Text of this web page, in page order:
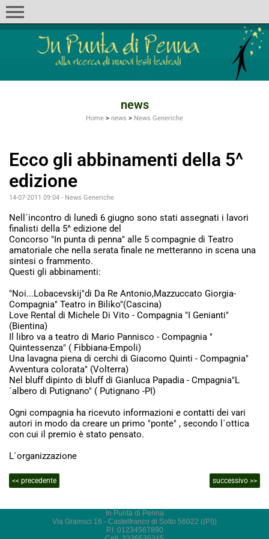
menu
news
Home > news > News Generiche
Ecco gli abbinamenti della 5^
edizione
14-07-2011 09:04 - News Generiche
Nell´incontro di lunedì 6 giugno sono stati assegnati i lavori
finalisti della 5^ edizione del
Concorso "In punta di penna" alle 5 compagnie di Teatro
amatoriale che nella serata finale ne metteranno in scena una
sintesi o frammento.
Questi gli abbinamenti:
"Noi...Lobacevskij"di Da Re Antonio,Mazzuccato Giorgia-
Compagnia" Teatro in Biliko"(Cascina)
Love Rental di Michele Di Vito - Compagnia "I Genianti"
(Bientina)
Il libro va a teatro di Mario Pannisco - Compagnia "
Quintessenza" ( Fibbiana-Empoli)
Una lavagna piena di cerchi di Giacomo Quinti - Compagnia"
Avventura colorata" (Volterra)
Nel bluff dipinto di bluff di Gianluca Papadia - Cmpagnia"L
´albero di Putignano" ( Putignano -PI)
Ogni compagnia ha ricevuto informazioni e contatti dei vari
autori in modo da creare un primo "ponte" , secondo l´ottica
con cui il premio è stato pensato.
L´organizzazione
<< precedente successivo >>
In Punta di Penna
Via Gramsci 16 - Castelfranco di Sotto 56022 ((PI))
P.I. 01234567890